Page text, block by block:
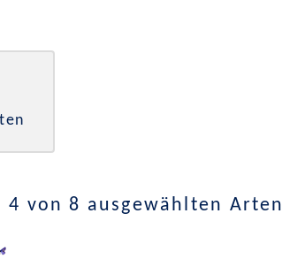
4 von 8 ausgewählten Arten